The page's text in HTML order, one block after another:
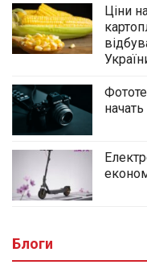
Ціни
Блоги